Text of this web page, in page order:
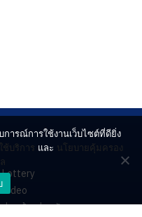
Lottery
Video
ร่วมด้วยช่วยกัน
ารณ์การใช้งานเว็บไซต์ที่ดียิ่ง
ช้บริการ และ นโยบายคุ้มครอง